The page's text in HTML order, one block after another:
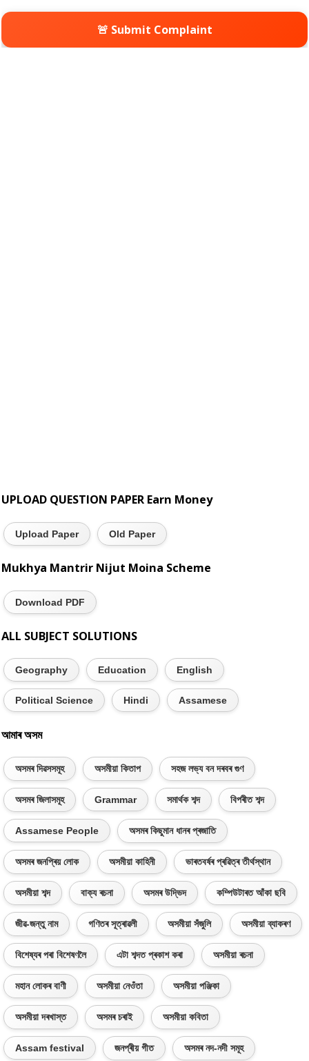
🚨 Submit Complaint
UPLOAD QUESTION PAPER Earn Money
Upload Paper Old Paper
Mukhya Mantrir Nijut Moina Scheme
Download PDF
ALL SUBJECT SOLUTIONS
Geography Education English
Political Science Hindi Assamese
আমাৰ অসম
অসমৰ দিৱসসমূহ অসমীয়া কিতাপ সহজ লভ্য বন দৰবৰ গুণ
অসমৰ জিলাসমূহ Grammar সমাৰ্থক শব্দ বিপৰীত শব্দ
Assamese People অসমৰ কিছুমান ধানৰ প্ৰজাতি
অসমৰ জনপ্ৰিয় লোক অসমীয়া কাহিনী ভাৰতবৰ্ষৰ প্ৰৱিত্ৰ তীৰ্থস্থান
অসমীয়া শব্দ বাক্য ৰচনা অসমৰ উদ্ভিদ কম্পিউটাৰত আঁকা ছবি
জীৱ-জন্তু নাম গণিতৰ সূত্ৰাৱলী অসমীয়া সঁজুলি অসমীয়া ব্যাকৰণ
বিশেষ্যৰ পৰা বিশেষণলৈ এটা শব্দত প্ৰকাশ কৰা অসমীয়া ৰচনা
মহান লোকৰ বাণী অসমীয়া নেওঁতা অসমীয়া পঞ্জিকা
অসমীয়া দৰখাস্ত অসমৰ চৰাই অসমীয়া কবিতা
Assam festival জনপ্ৰীয় গীত অসমৰ নদ-নদী সমূহ